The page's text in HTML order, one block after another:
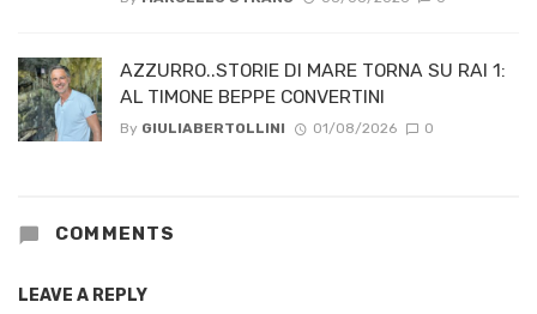
AZZURRO..STORIE DI MARE TORNA SU RAI 1:
AL TIMONE BEPPE CONVERTINI
By GIULIABERTOLLINI 01/08/2026 0
COMMENTS
LEAVE A REPLY